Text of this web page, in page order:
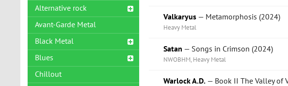
Valkaryus— Metamorphosis (2024)
Heavy Metal
Satan — Songs in Crimson (2024)
NWOBHM, Heavy Metal
Warlock A.D.— Book II The Valley of
Alternative rock
Avant-Garde Metal
Black Metal
Blues
Chillout